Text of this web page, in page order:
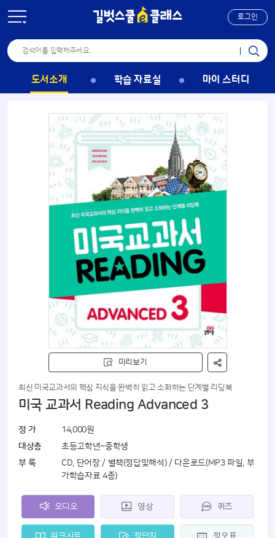
로그인
도서소개 학습 자료실 마이 스터디
미리보기
최신 미국교과서의 핵심 지식을 완벽히 읽고 소화하는 단계별 리딩북
미국 교과서 Reading Advanced 3
정 가
14,000원
대상층
초등고학년~중학생
부 록
CD, 단어장 / 별책(정답및해석) / 다운로드(MP3 파일, 부
가학습자료 4종)
오디오 영상 퀴즈